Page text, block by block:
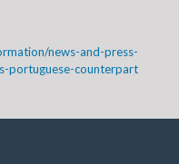
news-and-press-
portuguese-counterpart